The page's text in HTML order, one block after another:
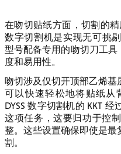
在吻切贴纸方面，切割的精
数字切割机是实现无可挑
型号配备专用的吻切刀工具
度和易用性。
吻切涉及仅切开顶部乙烯
可以快速轻松地将贴纸从
DYSS 数字切割机的 KKT
这项任务，这要归功于控
整。这些设置确保即使是最
割。